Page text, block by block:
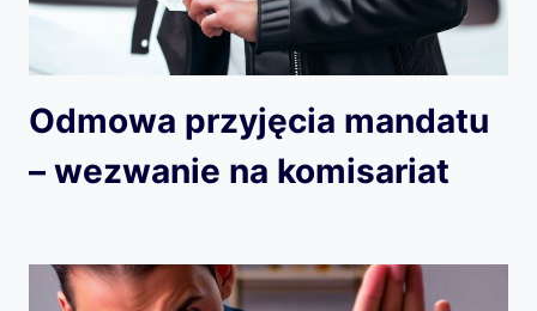
Odmowa przyjęcia mandatu
– wezwanie na komisariat